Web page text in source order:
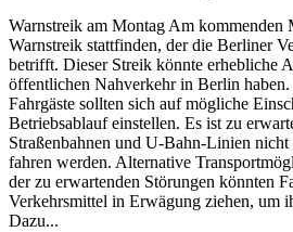
Warnstreik am Montag Am kommenden
Warnstreik stattfinden, der die Berliner
betrifft. Dieser Streik könnte erhebliche
öffentlichen Nahverkehr in Berlin
Fahrgäste sollten sich auf mögliche
Betriebsablauf einstellen. Es ist zu
Straßenbahnen und U-Bahn-Linien
fahren werden. Alternative
der zu erwartenden Störungen könnten
Verkehrsmittel in Erwägung ziehen, um
Dazu...